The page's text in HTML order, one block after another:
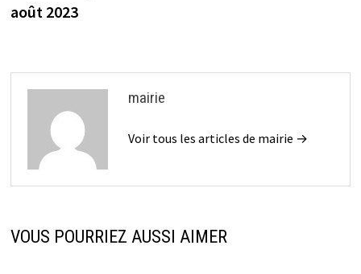
août 2023
mairie
Voir tous les articles de mairie →
VOUS POURRIEZ AUSSI AIMER